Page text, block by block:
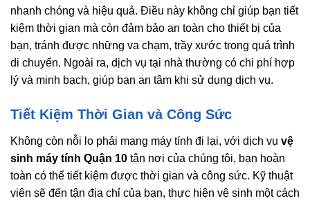
nhanh chóng và hiệu quả. Điều này không chỉ giúp bạn tiết
kiệm thời gian mà còn đảm bảo an toàn cho thiết bị của
bạn, tránh được những va chạm, trầy xước trong quá trình
di chuyển. Ngoài ra, dịch vụ tại nhà thường có chi phí hợp
lý và minh bạch, giúp bạn an tâm khi sử dụng dịch vụ.
Tiết Kiệm Thời Gian và Công Sức
Không còn nỗi lo phải mang máy tính đi lại, với dịch vụ vệ
sinh máy tính Quận 10 tận nơi của chúng tôi, bạn hoàn
toàn có thể tiết kiệm được thời gian và công sức. Kỹ thuật
viên sẽ đến tận địa chỉ của bạn, thực hiện vệ sinh một cách